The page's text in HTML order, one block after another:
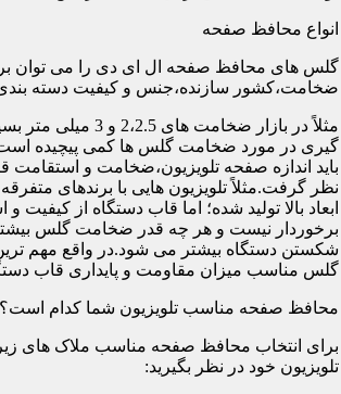
انواع محافظ صفحه
گلس های محافظ صفحه ال ای دی را می توان
ضخامت،کشور سازنده،جنس و کیفیت دسته
مثلاً در بازار ضخامت
گیری در مورد ضخامت گلس ها کمی پیچیده
باید اندازه صفحه تلویزیون،ضخامت و استقامت
نظر گرفت.مثلاً تلویزیون هایی با برندهای
ابعاد بالا تولید شده؛ اما قاب دستگاه از کیفیت
برخوردار نیست و هر چه قدر ضخامت گلس
شکستن دستگاه بیشتر می شود.در واقع مهم
گلس مناسب میزان مقاومت و پایداری قاب
محافظ صفحه مناسب تلویزیون شما کدام است؟
برای انتخاب محافظ صفحه مناسب ملاک های زیر
تلویزیون خود در نظر بگیرید: